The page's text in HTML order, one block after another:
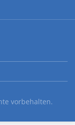
vorbehalten.